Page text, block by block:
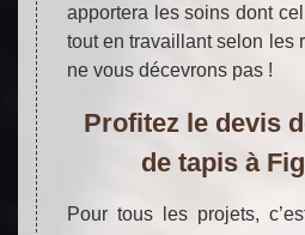
apportera les soins dont
tout en travaillant selon les
ne vous décevrons pas !
Profitez le devis
de tapis à
Pour tous les projets,